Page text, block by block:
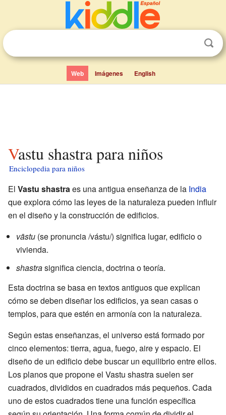
Web Imágenes English
Vastu shastra para niños
Enciclopedia para niños
El Vastu shastraes una antigua enseñanza de la India
que explora cómo las leyes de la naturaleza pueden influir
en el diseño y la construcción de edificios.
vāstu (se pronuncia /vástu/) significa lugar, edificio o
vivienda.
shastrasignifica ciencia, doctrina o teoría.
Esta doctrina se basa en textos antiguos que explican
cómo se deben diseñar los edificios, ya sean casas o
templos, para que estén en armonía con la naturaleza.
Según estas enseñanzas, el universo está formado por
cinco elementos: tierra, agua, fuego, aire y espacio. El
diseño de un edificio debe buscar un equilibrio entre ellos.
Los planos que propone el Vastu shastra suelen ser
cuadrados, divididos en cuadrados más pequeños. Cada
uno de estos cuadrados tiene una función específica